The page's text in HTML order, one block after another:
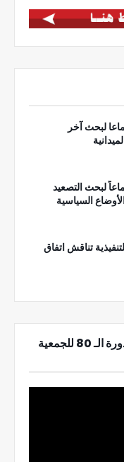
لبحث آخر
لبحث التصعيد
السياسية
تناقش اتفاق
خطاب الرئيس محمود عباس امام الدورة الـ 80 للجمعية